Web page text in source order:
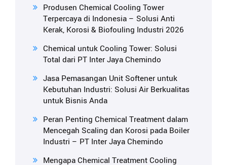
Produsen Chemical Cooling Tower
Terpercaya di Indonesia – Solusi Anti
Kerak, Korosi & Biofouling Industri 2026
Chemical untuk Cooling Tower: Solusi
Total dari PT Inter Jaya Chemindo
Jasa Pemasangan Unit Softener untuk
Kebutuhan Industri: Solusi Air Berkualitas
untuk Bisnis Anda
Peran Penting Chemical Treatment dalam
Mencegah Scaling dan Korosi pada Boiler
Industri – PT Inter Jaya Chemindo
Mengapa Chemical Treatment Cooling